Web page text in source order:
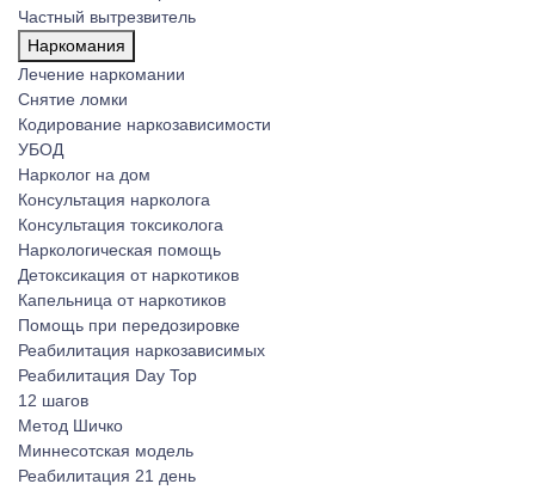
Частный вытрезвитель
Наркомания
Лечение наркомании
Снятие ломки
Кодирование наркозависимости
УБОД
Нарколог на дом
Консультация нарколога
Консультация токсиколога
Наркологическая помощь
Детоксикация от наркотиков
Капельница от наркотиков
Помощь при передозировке
Реабилитация наркозависимых
Реабилитация Day Top
12 шагов
Метод Шичко
Миннесотская модель
Реабилитация 21 день